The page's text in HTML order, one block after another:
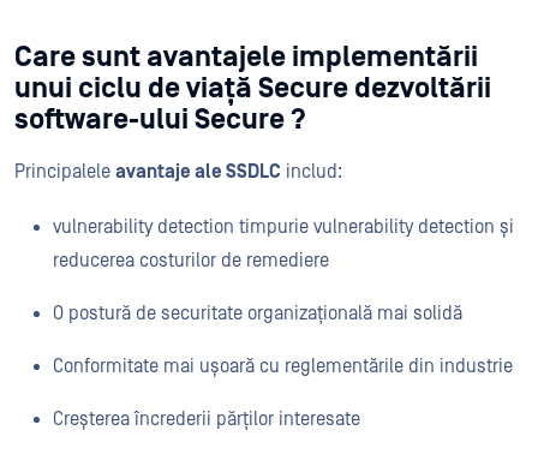
Care sunt avantajele implementării
unui ciclu de viață Secure dezvoltării
software-ului Secure ?
Principalele avantaje ale SSDLC includ:
vulnerability detection timpurie vulnerability detection și
reducerea costurilor de remediere
O postură de securitate organizațională mai solidă
Conformitate mai ușoară cu reglementările din industrie
Creșterea încrederii părților interesate